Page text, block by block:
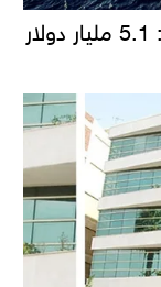
قفزة في صادرات الصناعات الغذائية: 5.1 مليار دولار